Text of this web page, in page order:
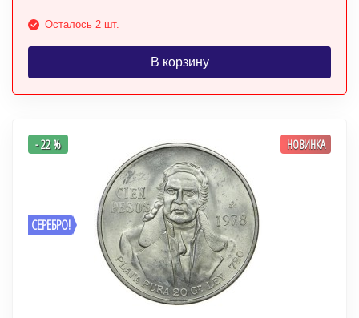
Осталось 2 шт.
В корзину
СЕРЕБРО!
- 22 % НОВИНКА